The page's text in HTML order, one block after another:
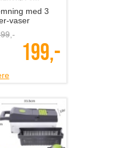
med 3
vaser
,-
199,-